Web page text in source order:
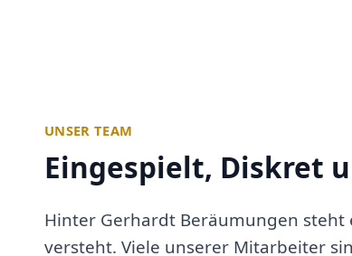
UNSER TEAM
Eingespielt, Diskret
Hinter Gerhardt Beräumungen steht
versteht. Viele unserer Mitarbeiter